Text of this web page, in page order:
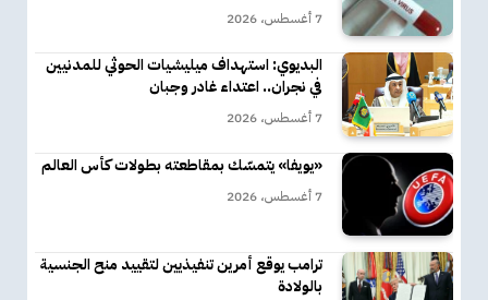
7 أغسطس، 2026
البديوي: استهداف ميليشيات الحوثي للمدنيين
في نجران.. اعتداء غادر وجبان
7 أغسطس، 2026
«يويفا» يتمسّك بمقاطعته بطولات كأس العالم
7 أغسطس، 2026
ترامب يوقع أمرين تنفيذيين لتقييد منح الجنسية
بالولادة